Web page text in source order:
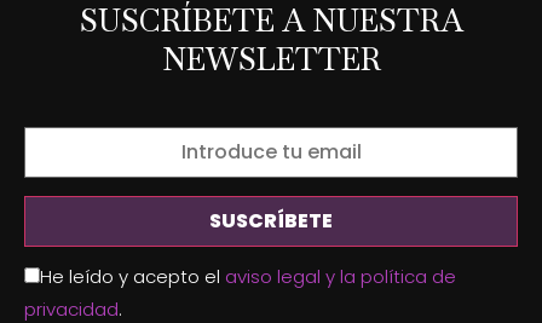
SUSCRÍBETE A NUESTRA
NEWSLETTER
He leído y acepto el aviso legal y la política de
privacidad.